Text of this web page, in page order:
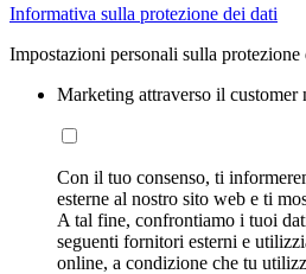
Informativa sulla protezione dei dati
Impostazioni personali sulla protezione
Marketing attraverso il customer
Con il tuo consenso, ti
esterne al nostro sito web e ti
A tal fine, confrontiamo i tuoi
seguenti fornitori esterni e
online, a condizione che tu